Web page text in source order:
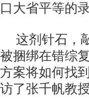
口大省平等的
这剂针石，
被捆绑在错综
方案将如何找
访了张千帆教授